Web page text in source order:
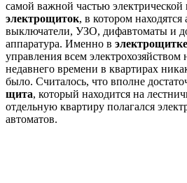
самой важной частью электрической
электрощиток, в котором находятся
выключатели, УЗО, дифавтоматы и
аппаратура. Именно в электрощитке
управления всем электрохозяйством
недавнего времени в квартирах
было. Считалось, что вполне
щита, который находится на
отдельную квартиру полагался
автоматов.